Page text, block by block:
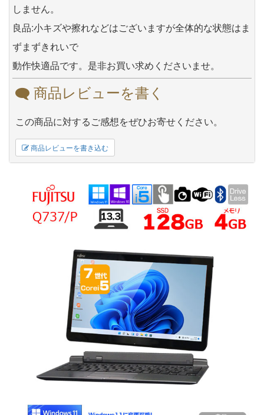
しません。
良品:小キズや擦れなどはございますが全体的な状態はま
ずまずきれいで
動作快適品です。是非お買い求めくださいませ。
商品レビューを書く
この商品に対するご感想をぜひお寄せください。
商品レビューを書き込む